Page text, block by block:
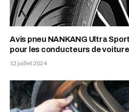
Avis pneu NANKANG Ultra
pour les conducteurs de
12 juillet 2024